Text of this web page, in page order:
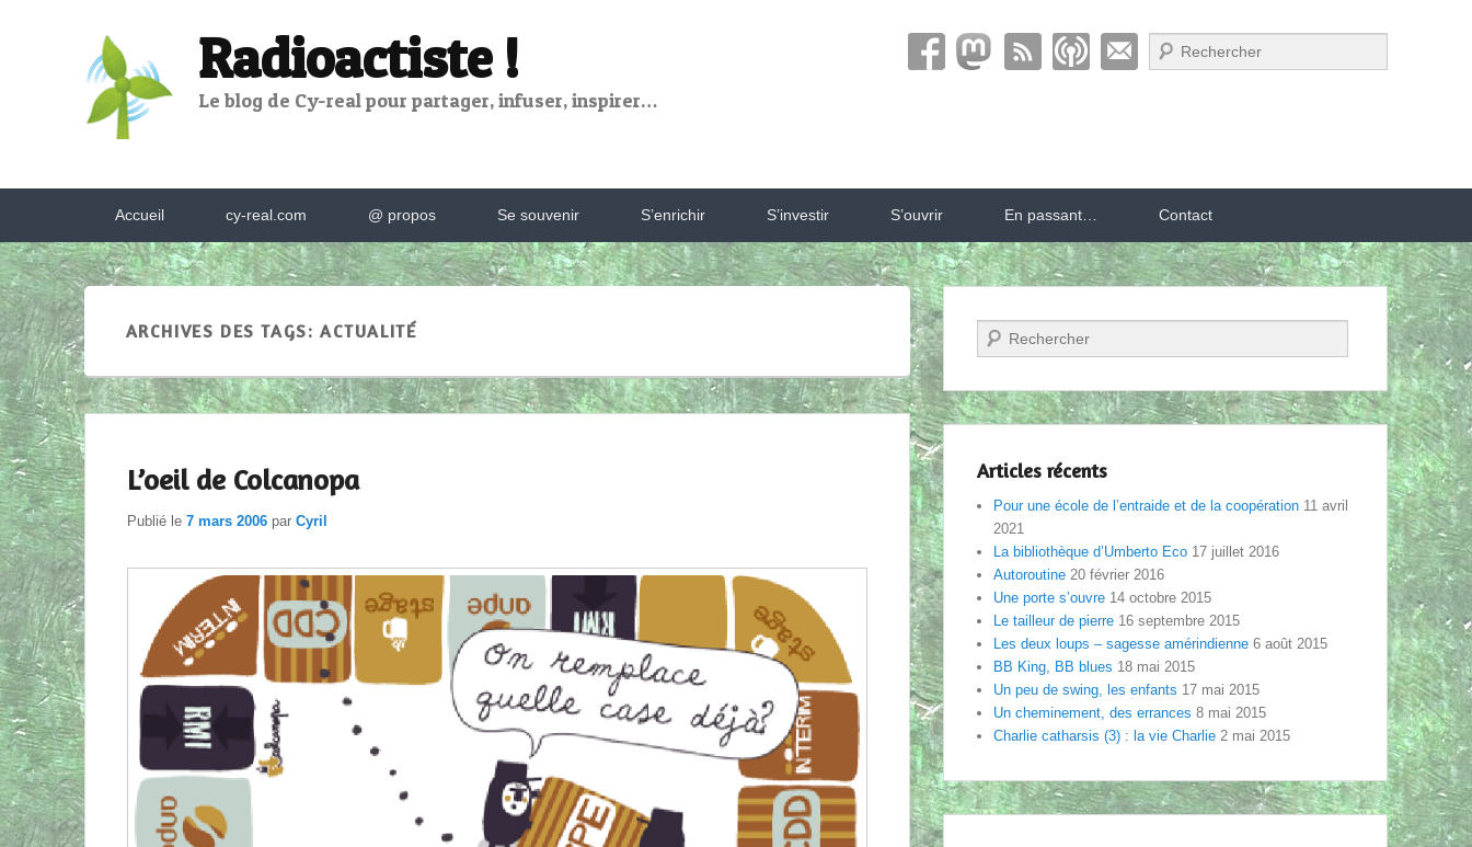
Radioactiste !
Le blog de Cy-real pour partager, infuser, inspirer…
Recherche
Accueil cy-real.com @ propos Se souvenir S’enrichir S’investir S’ouvrir En passant… Contact
ARCHIVES DES TAGS:ACTUALITÉ
L’oeil de Colcanopa
Publié le 7 mars 2006 par Cyril
Recherche
Articles récents
Pour une école de l’entraide et de la coopération 11 avril
2021
La bibliothèque d’Umberto Eco 17 juillet 2016
Autoroutine 20 février 2016
Une porte s’ouvre 14 octobre 2015
Le tailleur de pierre 16 septembre 2015
Les deux loups – sagesse amérindienne 6 août 2015
BB King, BB blues 18 mai 2015
Un peu de swing, les enfants 17 mai 2015
Un cheminement, des errances 8 mai 2015
Charlie catharsis (3) : la vie Charlie 2 mai 2015